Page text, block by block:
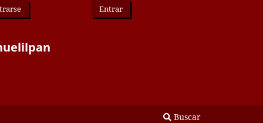
Buscar
Entrar